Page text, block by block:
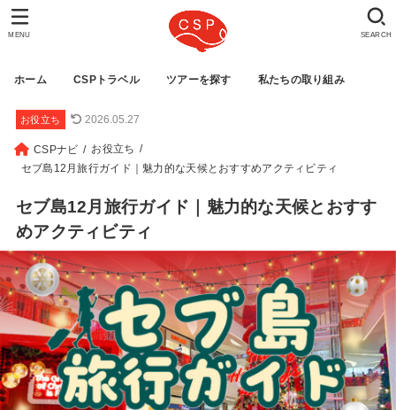
ホーム CSPトラベル ツアーを探す 私たちの取り組み
SEARCH
MENU
お役立ち 2026.05.27
CSPナビ
お役立ち
セブ島12月旅行ガイド｜魅力的な天候とおすすめアクティビティ
セブ島12月旅行ガイド｜魅力的な天候とおすす
めアクティビティ